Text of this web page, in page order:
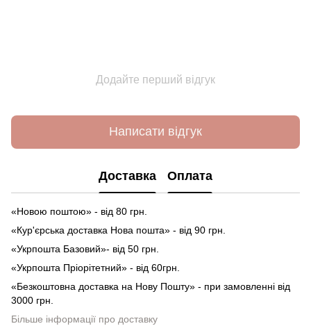
Додайте перший відгук
Написати відгук
Доставка Оплата
«Новою поштою» - від 80 грн.
«Кур'єрська доставка Нова пошта» - від 90 грн.
«Укрпошта Базовий»- від 50 грн.
«Укрпошта Пріорітетний» - від 60грн.
«Безкоштовна доставка на Нову Пошту» - при замовленні від
3000 грн.
Більше інформації про доставку